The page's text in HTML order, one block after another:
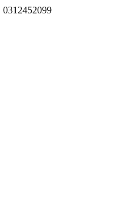
0312452099